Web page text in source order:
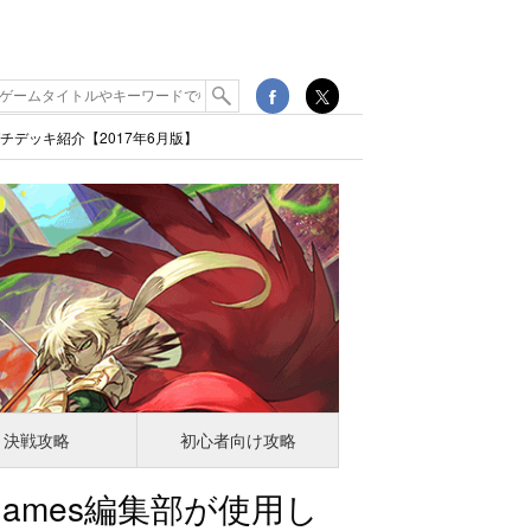
デッキ紹介【2017年6月版】
決戦攻略 初心者向け攻略
編集部が使用し